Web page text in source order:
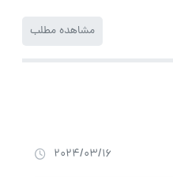
مشاهده مطلب
2024/03/16